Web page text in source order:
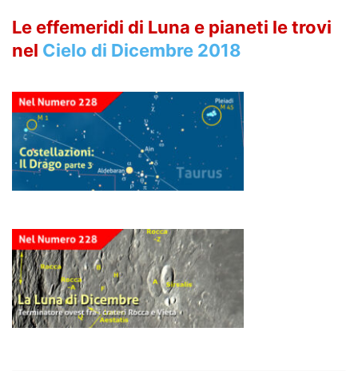
Le effemeridi di Luna e pianeti le trovi
nel Cielo di Dicembre 2018